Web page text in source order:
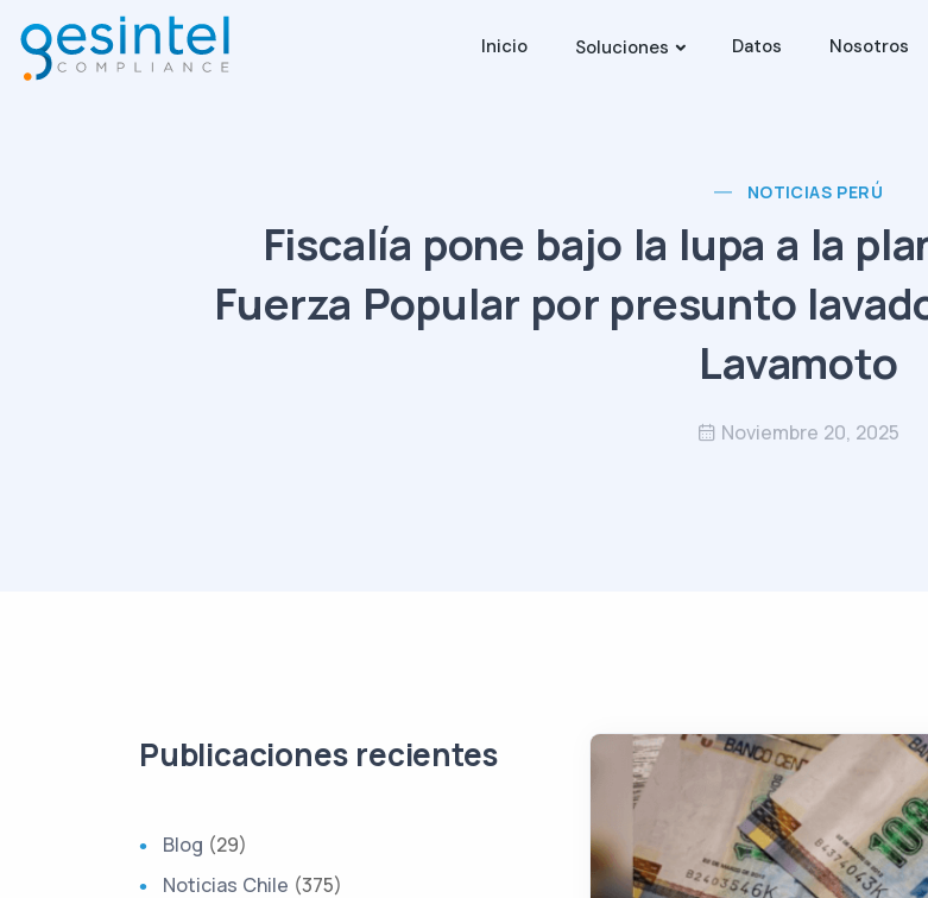
Inicio Soluciones Datos Nosotros
NOTICIAS PERÚ
Fiscalía pone bajo la lupa a la
Fuerza Popular por presunto
Lavamoto
Noviembre 20, 2025
Publicaciones recientes
Blog (29)
Noticias Chile (375)